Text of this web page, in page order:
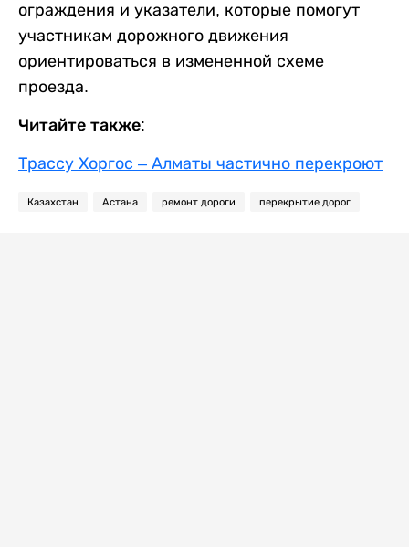
ограждения и указатели, которые помогут
участникам дорожного движения
ориентироваться в измененной схеме
проезда.
Читайте также:
Трассу Хоргос – Алматы частично перекроют
Казахстан Астана ремонт дороги перекрытие дорог